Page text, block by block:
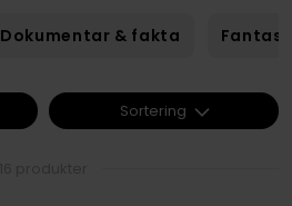
Dokumentar & fakta Fantasy
Sortering